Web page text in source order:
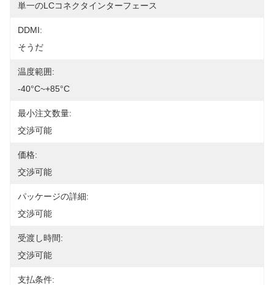
単一のLCコネクタインターフェース
DDMI:
そうだ
温度範囲:
-40°C~+85°C
最小注文数量:
交渉可能
価格:
交渉可能
パッケージの詳細:
交渉可能
受渡し時間:
交渉可能
支払条件: